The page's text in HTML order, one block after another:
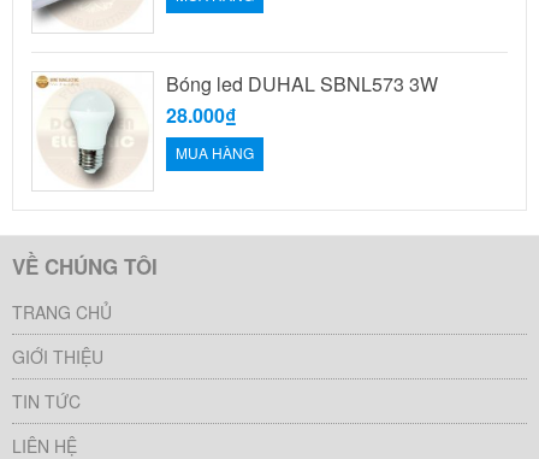
Bóng led DUHAL SBNL573 3W
28.000₫
MUA HÀNG
VỀ CHÚNG TÔI
TRANG CHỦ
GIỚI THIỆU
TIN TỨC
LIÊN HỆ